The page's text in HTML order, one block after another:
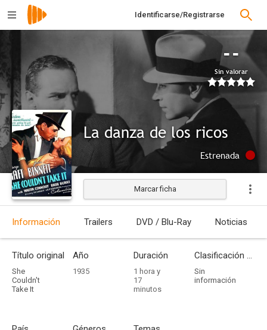
Identificarse/Registrarse
--
Sin valorar
La danza de los ricos
Estrenada
Marcar ficha
Información Trailers DVD / Blu-Ray Noticias
Título original
She
Couldn't
Take It
Año
1935
Duración
1 hora y
17
minutos
Clasificación por edades
Sin
información